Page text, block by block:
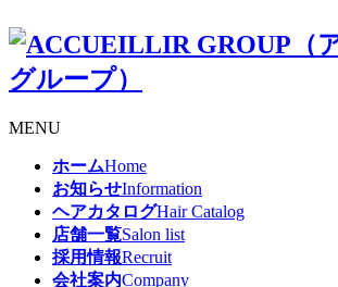
MENU
ホームHome
お知らせInformation
ヘアカタログHair Catalog
店舗一覧Salon list
採用情報Recruit
会社案内Company